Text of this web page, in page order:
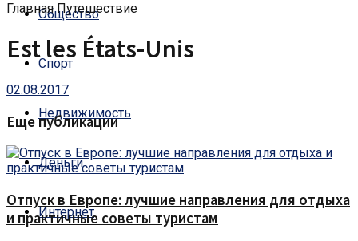
Общество
Спорт
Недвижимость
Деньги
Интернет
Главная Путешествие
Est les États-Unis
02.08.2017
Еще публикации
Отпуск в Европе: лучшие направления для отдыха
и практичные советы туристам